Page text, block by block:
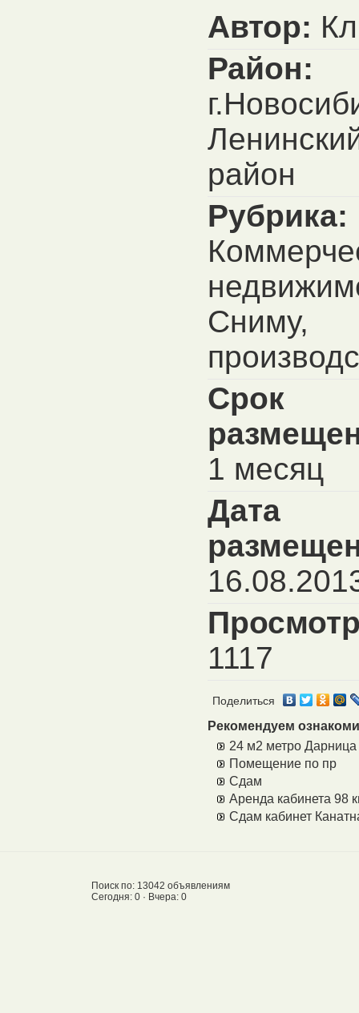
Автор:
Район:
район
Рубрика:
Сниму,
Срок
1 месяц
Дата
1117
Поделиться
Рекомендуем
24 м2 метро
Помещение по пр
Сдам
Аренда кабинета 98
Сдам кабинет
Поиск по: 13042 объявлениям
Сегодня: 0 · Вчера: 0